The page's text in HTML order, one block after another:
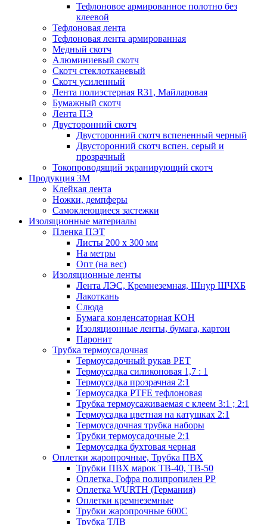
Тефлоновое армированное полотно без
клеевой
Тефлоновая лента
Тефлоновая лента армированная
Медный скотч
Алюминиевый скотч
Скотч стеклотканевый
Скотч усиленный
Лента полиэстерная R31, Майларовая
Бумажный скотч
Лента ПЭ
Двусторонний скотч
Двусторонний скотч вспененный черный
Двусторонний скотч вспен. серый и
прозрачный
Токопроводящий экранирующий скотч
Продукция 3M
Клейкая лента
Ножки, демпферы
Самоклеющиеся застежки
Изоляционные материалы
Пленка ПЭТ
Листы 200 х 300 мм
На метры
Опт (на вес)
Изоляционные ленты
Лента ЛЭС, Кремнеземная, Шнур ШЧХБ
Лакоткань
Слюда
Бумага конденсаторная КОН
Изоляционные ленты, бумага, картон
Паронит
Трубка термоусадочная
Термоусадочный рукав PET
Термоусадка силиконовая 1,7 : 1
Термоусадка прозрачная 2:1
Термоусадка PTFE тефлоновая
Трубка термоусаживаемая с клеем 3:1 ; 2:1
Термоусадка цветная на катушках 2:1
Термоусадочная трубка наборы
Трубки термоусадочные 2:1
Термоусадка бухтовая черная
Оплетки жаропрочные, Трубка ПВХ
Трубки ПВХ марок ТВ-40, ТВ-50
Оплетка, Гофра полипропилен PP
Оплетка WURTH (Германия)
Оплетки кремнеземные
Трубки жаропрочные 600С
Трубка ТЛВ